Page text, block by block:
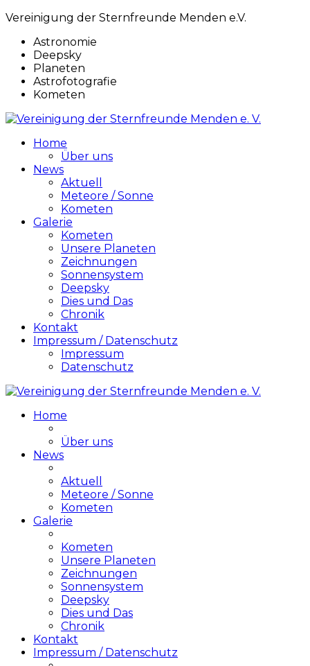
Vereinigung der Sternfreunde Menden e.V.
Astronomie
Deepsky
Planeten
Astrofotografie
Kometen
Home
Über uns
News
Aktuell
Meteore / Sonne
Kometen
Galerie
Kometen
Unsere Planeten
Zeichnungen
Sonnensystem
Deepsky
Dies und Das
Chronik
Kontakt
Impressum / Datenschutz
Impressum
Datenschutz
Home
Über uns
News
Aktuell
Meteore / Sonne
Kometen
Galerie
Kometen
Unsere Planeten
Zeichnungen
Sonnensystem
Deepsky
Dies und Das
Chronik
Kontakt
Impressum / Datenschutz